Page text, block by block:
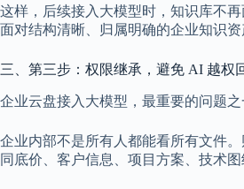
这样，后续接入大模型时，知识库不
面对结构清晰、归属明确的企业知识资
三、第三步：权限继承，避免 AI 越权
企业云盘接入大模型，最重要的问题之
企业内部不是所有人都能看所有文件
同底价、客户信息、项目方案、技术图